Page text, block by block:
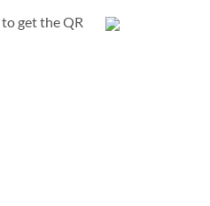
get the QR